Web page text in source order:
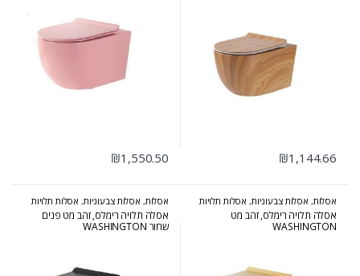
₪1,144.66
₪1,550.50
אסלות, אסלות צבעוניות, אסלות תלויות
אסלה תלויה רימלס, זהב מט
WASHINGTON
אסלות, אסלות צבעוניות, אסלות תלויות
אסלה תלויה רימלס, זהב מט פנים
שחור WASHINGTON